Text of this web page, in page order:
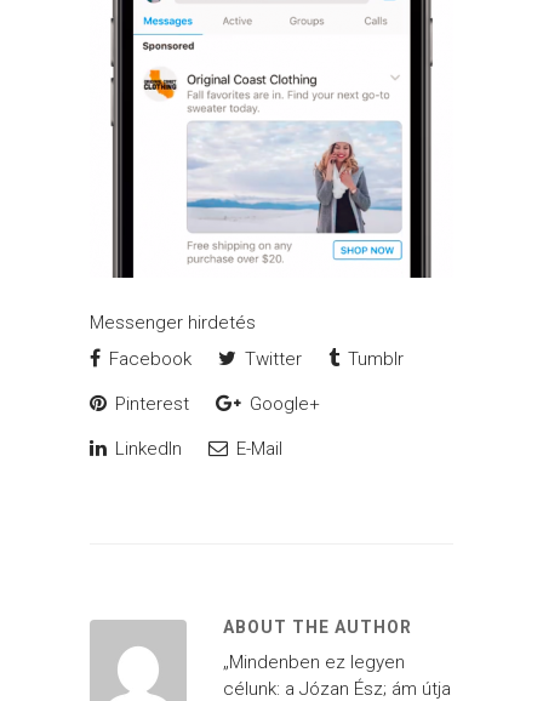
Messenger hirdetés
Facebook
Twitter Tumblr
Pinterest Google+
LinkedIn E-Mail
ABOUT THE AUTHOR
„Mindenben ez legyen
célunk: a Józan Ész; ám útja